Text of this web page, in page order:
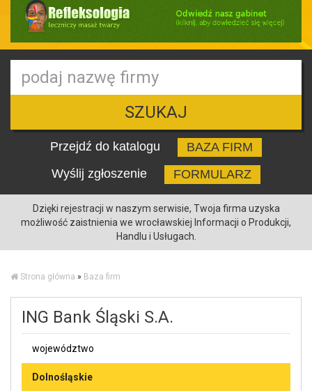
SZUKAJ
Przejdź do katalogu
BAZA FIRM
Wyślij zgłoszenie
FORMULARZ
Dzięki rejestracji w naszym serwisie, Twoja firma uzyska
możliwość zaistnienia we wrocławskiej Informacji o Produkcji,
Handlu i Usługach.
Strona główna » Baza firm
ING Bank Śląski S.A.
województwo
Dolnośląskie